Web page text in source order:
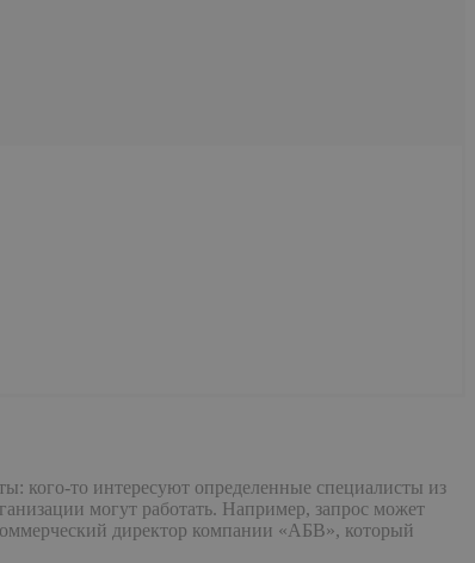
кого-то интересуют определенные специалисты из
могут работать. Например, запрос может
директор компании «АБВ», который